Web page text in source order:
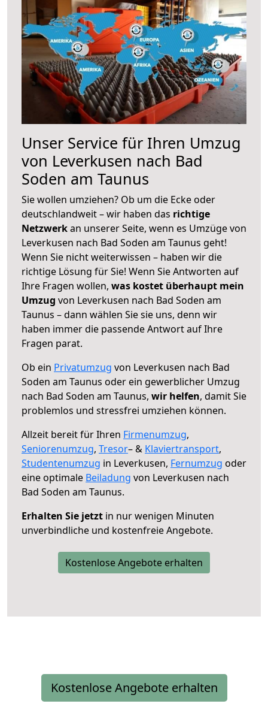
Unser Service für Ihren Umzug
von Leverkusen nach Bad
Soden am Taunus
Sie wollen umziehen? Ob um die Ecke oder
deutschlandweit – wir haben das richtige
Netzwerkan unserer Seite, wenn es Umzüge von
Leverkusen nach Bad Soden am Taunus geht!
Wenn Sie nicht weiterwissen – haben wir die
richtige Lösung für Sie! Wenn Sie Antworten auf
Ihre Fragen wollen, was kostet überhaupt mein
Umzug von Leverkusen nach Bad Soden am
Taunus – dann wählen Sie sie uns, denn wir
haben immer die passende Antwort auf Ihre
Fragen parat.
Ob ein Privatumzug von Leverkusen nach Bad
Soden am Taunus oder ein gewerblicher Umzug
nach Bad Soden am Taunus, wir helfen, damit Sie
problemlos und stressfrei umziehen können.
Allzeit bereit für Ihren Firmenumzug,
Seniorenumzug, Tresor– & Klaviertransport,
Studentenumzug in Leverkusen, Fernumzug oder
eine optimale Beiladung von Leverkusen nach
Bad Soden am Taunus.
Erhalten Sie jetzt in nur wenigen Minuten
unverbindliche und kostenfreie Angebote.
Kostenlose Angebote erhalten
Kostenlose Angebote erhalten